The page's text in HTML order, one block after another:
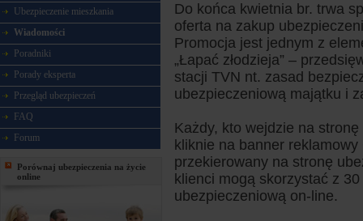
Ubezpieczenie mieszkania
Wiadomości
Poradniki
Porady eksperta
Przegląd ubezpieczeń
FAQ
Forum
Porównaj ubezpieczenia na życie
online
Do końca kwietnia br. trwa
oferta na zakup
Promocja jest jednym z
„Łapać złodzieja” –
stacji TVN nt. zasad
ubezpieczeniową majątku i
Każdy, kto wejdzie na
kliknie na banner
przekierowany na stronę
klienci mogą skorzystać z
ubezpieczeniową on-line.